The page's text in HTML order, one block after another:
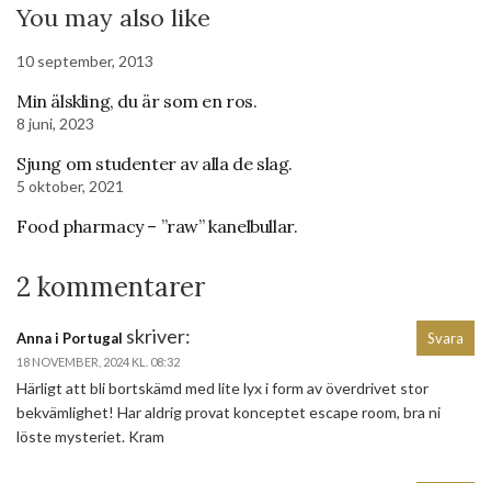
You may also like
10 september, 2013
Min älskling, du är som en ros.
8 juni, 2023
Sjung om studenter av alla de slag.
5 oktober, 2021
Food pharmacy – ”raw” kanelbullar.
2 kommentarer
Anna i Portugal skriver:
18 NOVEMBER, 2024 KL. 08:32
Härligt att bli bortskämd med lite lyx i form av överdrivet stor
bekvämlighet! Har aldrig provat konceptet escape room, bra ni
löste mysteriet. Kram
Svara